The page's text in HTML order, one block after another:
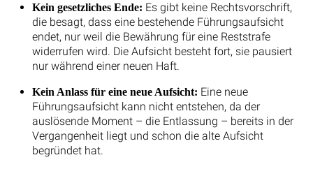
Kein gesetzliches Ende: Es gibt keine Rechtsvorschrift,
die besagt, dass eine bestehende Führungsaufsicht
endet, nur weil die Bewährung für eine Reststrafe
widerrufen wird. Die Aufsicht besteht fort, sie pausiert
nur während einer neuen Haft.
Kein Anlass für eine neue Aufsicht: Eine neue
Führungsaufsicht kann nicht entstehen, da der
auslösende Moment – die Entlassung – bereits in der
Vergangenheit liegt und schon die alte Aufsicht
begründet hat.